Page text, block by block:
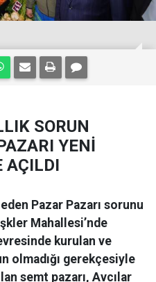
SORUN
YENİ
AÇILDI
Pazar Pazarı sorunu
Mahallesi’nde
kurulan ve
olmadığı gerekçesiyle
semt pazarı, Avcılar